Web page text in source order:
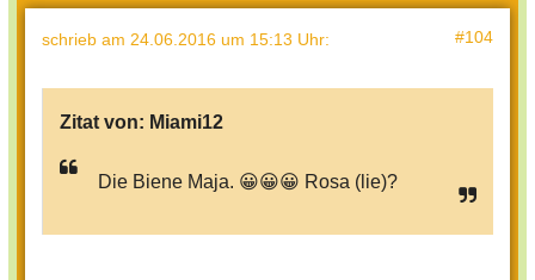
schrieb am 24.06.2016 um 15:13 Uhr: #104
Zitat von: Miami12
Die Biene Maja. 😀😀😀 Rosa (lie)?